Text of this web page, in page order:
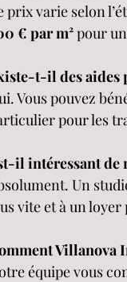
prix varie selon
€ par m² pour
t-il des aides
Vous pouvez
pour les
il intéressant de
Un
vite et à un loyer
Villanova
équipe vous